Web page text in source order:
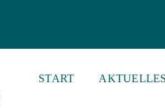
START AKTUELLES